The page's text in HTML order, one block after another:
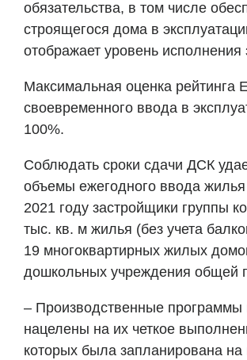
обязательства, в том числе
строящегося дома в
отображает уровень исполнения
Максимальная оценка рейтинга
своевременного ввода в
100%.
Соблюдать сроки сдачи ДСК
объемы ежегодного ввода
2021 году застройщики группы
тыс. кв. м жилья (без учета
19 многоквартирных жилых
дошкольных учреждения общей
– Производственные
нацелены на их четкое
которых была запланирована